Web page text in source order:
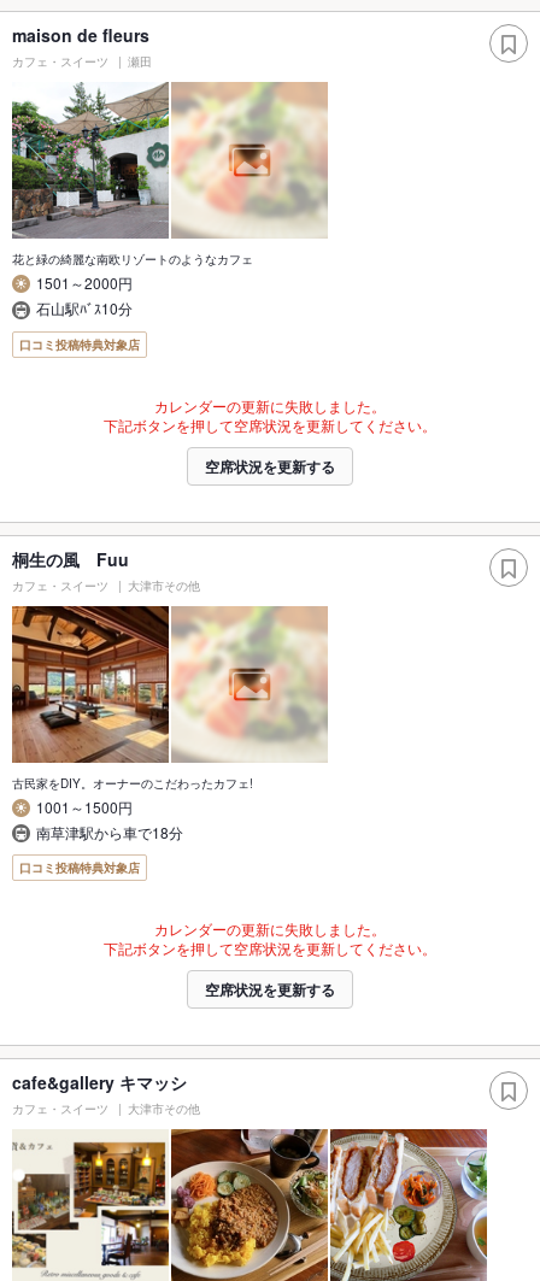
maison de fleurs
カフェ・スイーツ 瀬田
花と緑の綺麗な南欧リゾートのようなカフェ
1501～2000円
石山駅ﾊﾞｽ10分
口コミ投稿特典対象店
カレンダーの更新に失敗しました。
下記ボタンを押して空席状況を更新してください。
空席状況を更新する
桐生の風 Fuu
カフェ・スイーツ 大津市その他
古民家をDIY。オーナーのこだわったカフェ!
1001～1500円
南草津駅から車で18分
口コミ投稿特典対象店
カレンダーの更新に失敗しました。
下記ボタンを押して空席状況を更新してください。
空席状況を更新する
cafe&gallery キマッシ
カフェ・スイーツ 大津市その他